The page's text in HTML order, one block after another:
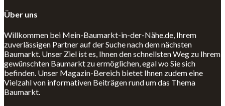
Über uns
Willkommen bei Mein-Baumarkt-in-der-Nähe.de, Ihrem
zuverlässigen Partner auf der Suche nach dem nächsten
Baumarkt. Unser Ziel ist es, Ihnen den schnellsten Weg zu Ihrem
gewünschten Baumarkt zu ermöglichen, egal wo Sie sich
befinden. Unser Magazin-Bereich bietet Ihnen zudem eine
Vielzahl von informativen Beiträgen rund um das Thema
Baumarkt.